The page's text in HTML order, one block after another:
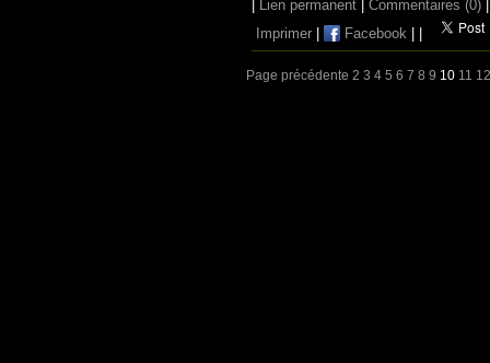
Lien permanent Commentaires (0)
Imprimer
Facebook
Page précédente 2 3 4 5 6 7 8 9 10 11 12